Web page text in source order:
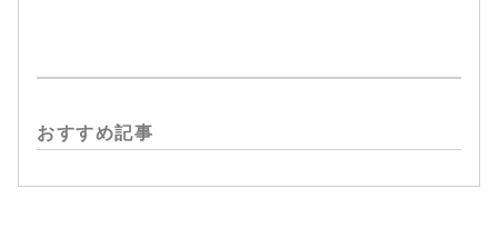
おすすめ記事